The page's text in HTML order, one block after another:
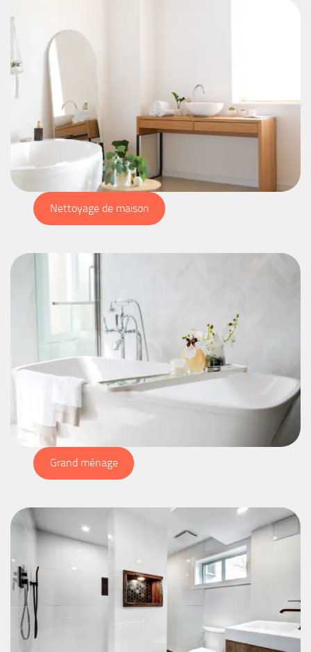
Nettoyage de maison
Grand ménage